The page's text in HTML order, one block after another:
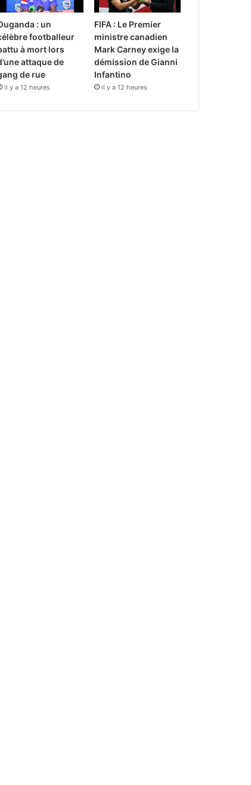
: un
footballeur
à mort lors
attaque de
de rue
il y a 12 heures
FIFA : Le Premier
ministre canadien
Mark Carney exige la
démission de Gianni
Infantino
il y a 12 heures